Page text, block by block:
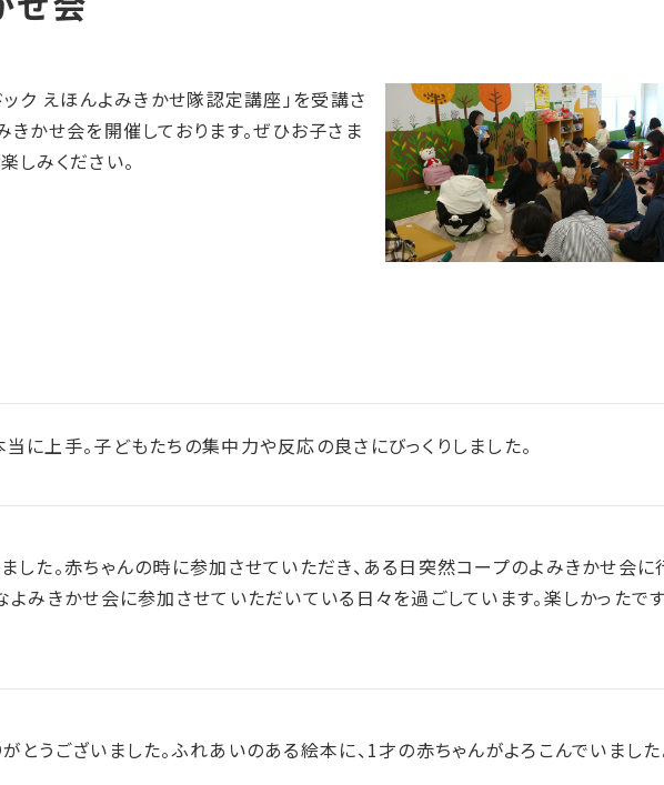
ック えほんよみきかせ隊認定講座」を受講さ
きかせ会を開催しております。ぜひお子さま
しみください。
に上手。子どもたちの集中力や反応の良さにびっくりしました。
した。赤ちゃんの時に参加させていただき、ある日突然コープのよみきかせ会に
よみきかせ会に参加させていただいている日々を過ごしています。楽しかったで
とうございました。ふれあいのある絵本に、1才の赤ちゃんがよろこんでいました